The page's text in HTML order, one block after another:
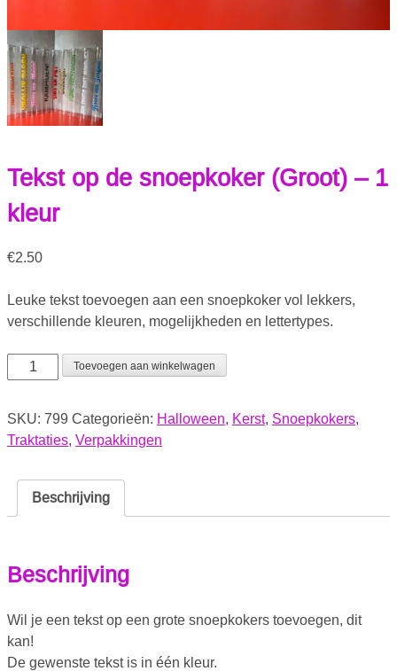
Tekst op de snoepkoker (Groot) – 1
kleur
€2.50
Leuke tekst toevoegen aan een snoepkoker vol lekkers,
verschillende kleuren, mogelijkheden en lettertypes.
Toevoegen aan winkelwagen
SKU: 799 Categorieën: Halloween, Kerst, Snoepkokers,
Traktaties, Verpakkingen
Beschrijving
Beschrijving
Wil je een tekst op een grote snoepkokers toevoegen, dit
kan!
De gewenste tekst is in één kleur.